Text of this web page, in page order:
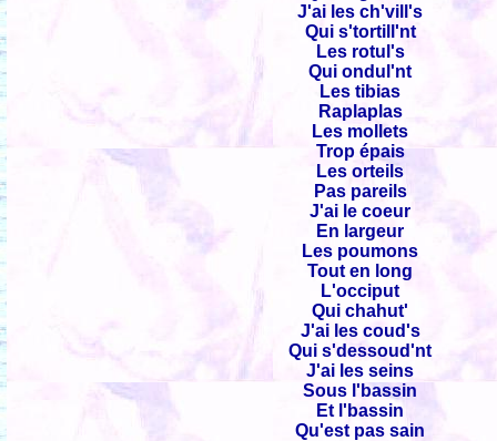
J'ai les ch'vill's
Qui s'tortill'nt
Les rotul's
Qui ondul'nt
Les tibias
Raplaplas
Les mollets
Trop épais
Les orteils
Pas pareils
J'ai le coeur
En largeur
Les poumons
Tout en long
L'occiput
Qui chahut'
J'ai les coud's
Qui s'dessoud'nt
J'ai les seins
Sous l'bassin
Et l'bassin
Qu'est pas sain